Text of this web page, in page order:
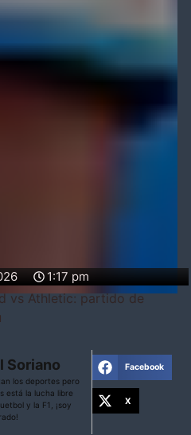
1:17 pm
vs Athletic: partido de
Soriano
los deportes pero
está la lucha libre
y la F1, ¡soy
Facebook
X